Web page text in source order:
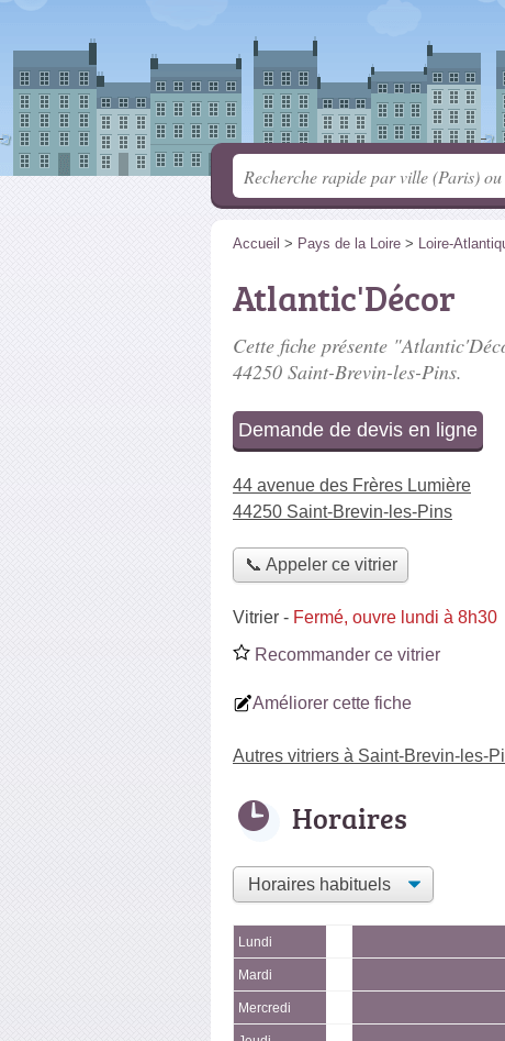
Accueil > Pays de la Loire > Loire-
Atlantic'Décor
Cette fiche présente
44250 Saint-Brevin-les-Pins.
Demande de devis en ligne
44 avenue des Frères Lumière
44250 Saint-Brevin-les-Pins
📞 Appeler ce vitrier
Vitrier - Fermé, ouvre lundi à 8h30
Recommander ce vitrier
Améliorer cette fiche
Autres vitriers à Saint-Brevin-les-
Horaires
Lundi
Mardi
Mercredi